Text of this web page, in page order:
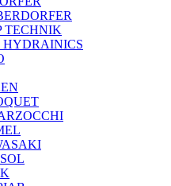
TECHNIK